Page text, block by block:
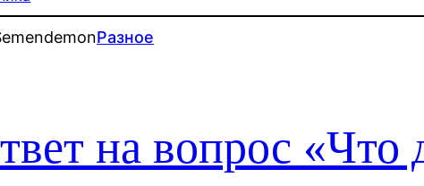
Разное
на вопрос «Что